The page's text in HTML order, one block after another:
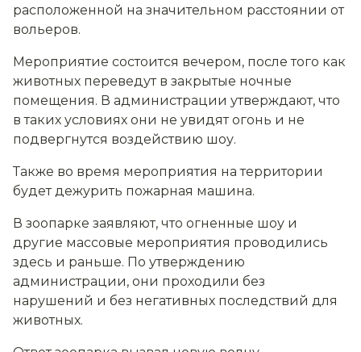
расположенной на значительном расстоянии от
вольеров.
Мероприятие состоится вечером, после того как
животных переведут в закрытые ночные
помещения. В администрации утверждают, что
в таких условиях они не увидят огонь и не
подвергнутся воздействию шоу.
Также во время мероприятия на территории
будет дежурить пожарная машина.
В зоопарке заявляют, что огненные шоу и
другие массовые мероприятия проводились
здесь и раньше. По утверждению
администрации, они проходили без
нарушений и без негативных последствий для
животных.